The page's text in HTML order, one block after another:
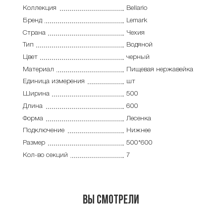
Коллекция
Bellario
Бренд
Lemark
Страна
Чехия
Тип
Водяной
Цвет
черный
Материал
Пищевая нержавейка
Единица измерения
шт
Ширина
500
Длина
600
Форма
Лесенка
Подключение
Нижнее
Размер
500*600
Кол-во секций
7
Вы смотрели